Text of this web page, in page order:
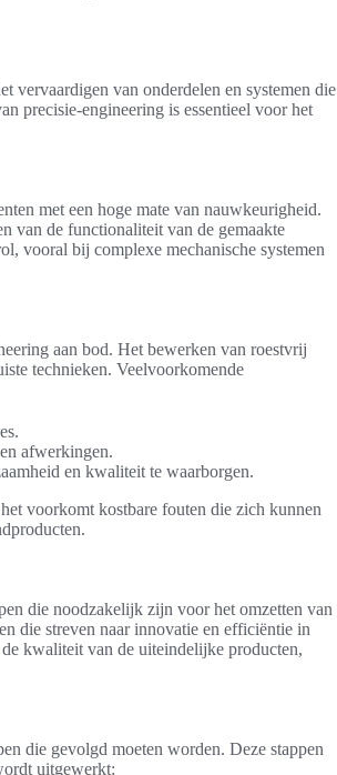
vervaardigen van onderdelen en systemen die
precisie-engineering is essentieel voor het
met een hoge mate van nauwkeurigheid.
van de functionaliteit van de gemaakte
vooral bij complexe mechanische systemen
aan bod. Het bewerken van roestvrij
technieken. Veelvoorkomende
afwerkingen.
en kwaliteit te waarborgen.
voorkomt kostbare fouten die zich kunnen
die noodzakelijk zijn voor het omzetten van
die streven naar innovatie en efficiëntie in
kwaliteit van de uiteindelijke producten,
die gevolgd moeten worden. Deze stappen
uitgewerkt: